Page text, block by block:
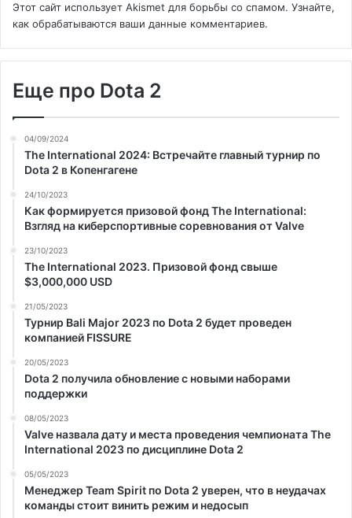
Этот сайт использует Akismet для борьбы со спамом. Узнайте,
как обрабатываются ваши данные комментариев.
Еще про Dota 2
04/09/2024
The International 2024: Встречайте главный турнир по
Dota 2 в Копенгагене
24/10/2023
Как формируется призовой фонд The International:
Взгляд на киберспортивные соревнования от Valve
23/10/2023
The International 2023. Призовой фонд свыше
$3,000,000 USD
21/05/2023
Турнир Bali Major 2023 по Dota 2 будет проведен
компанией FISSURE
20/05/2023
Dota 2 получила обновление с новыми наборами
поддержки
08/05/2023
Valve назвала дату и места проведения чемпионата The
International 2023 по дисциплине Dota 2
05/05/2023
Менеджер Team Spirit по Dota 2 уверен, что в неудачах
команды стоит винить режим и недосып